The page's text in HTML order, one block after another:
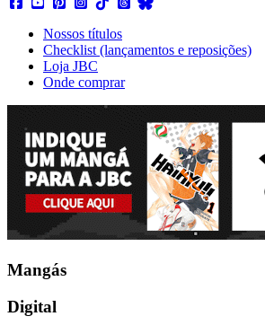
Nossos títulos
Checklist (lançamentos e reposições)
Loja JBC
Onde comprar
Mangás
Digital